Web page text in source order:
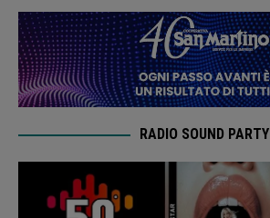
RADIO SOUND PARTY